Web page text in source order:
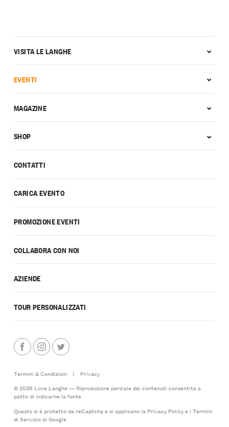
CONTATTI
CARICA EVENTO
PROMOZIONE EVENTI
COLLABORA CON NOI
AZIENDE
TOUR PERSONALIZZATI
VISITA LE LANGHE
EVENTI
MAGAZINE
SHOP
Termini & Condizioni |
Privacy
© 2026 Love Langhe — Riproduzione parziale dei contenuti consentita a
patto di indicarne la fonte
Questo si è protetto da reCaptcha e si applicano la Privacy Policye i Termini
di Serviziodi Google